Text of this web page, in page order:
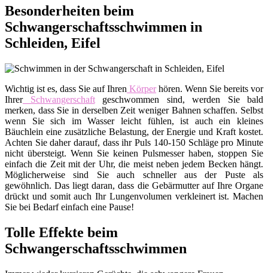
Besonderheiten beim
Schwangerschaftsschwimmen in
Schleiden, Eifel
Wichtig ist es, dass Sie auf Ihren Körperhören. Wenn Sie bereits vor
IhrerSchwangerschaftgeschwommen sind, werden Sie bald
merken, dass Sie in derselben Zeit weniger Bahnen schaffen. Selbst
wenn Sie sich im Wasser leicht fühlen, ist auch ein kleines
Bäuchlein eine zusätzliche Belastung, der Energie und Kraft kostet.
Achten Sie daher darauf, dass ihr Puls 140-150 Schläge pro Minute
nicht übersteigt. Wenn Sie keinen Pulsmesser haben, stoppen Sie
einfach die Zeit mit der Uhr, die meist neben jedem Becken hängt.
Möglicherweise sind Sie auch schneller aus der Puste als
gewöhnlich. Das liegt daran, dass die Gebärmutter auf Ihre Organe
drückt und somit auch Ihr Lungenvolumen verkleinert ist. Machen
Sie bei Bedarf einfach eine Pause!
Tolle Effekte beim
Schwangerschaftsschwimmen